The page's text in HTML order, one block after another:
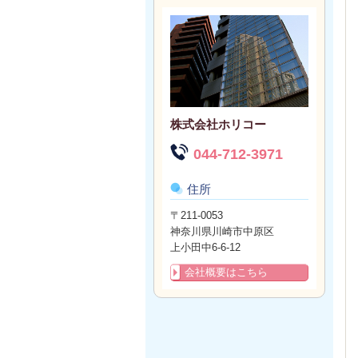
株式会社ホリコー
044-712-3971
住所
〒211-0053
神奈川県川崎市中原区
上小田中6-6-12
会社概要はこちら